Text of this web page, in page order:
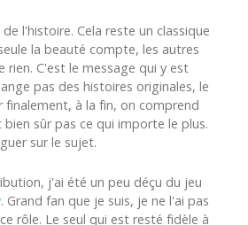
l'histoire. Cela reste un classique
la beauté compte, les autres
rien. C'est le message qui y est
pas des histoires originales, le
finalement, à la fin, on comprend
sûr pas ce qui importe le plus.
sur le sujet.
j'ai été un peu déçu du jeu
. Grand fan que je suis, je ne l'ai pas
rôle. Le seul qui est resté fidèle à